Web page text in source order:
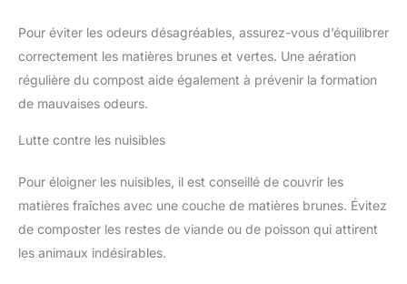
Pour éviter les odeurs désagréables, assurez-vous d’équilibrer
correctement les matières brunes et vertes. Une aération
régulière du compost aide également à prévenir la formation
de mauvaises odeurs.
Lutte contre les nuisibles
Pour éloigner les nuisibles, il est conseillé de couvrir les
matières fraîches avec une couche de matières brunes. Évitez
de composter les restes de viande ou de poisson qui attirent
les animaux indésirables.